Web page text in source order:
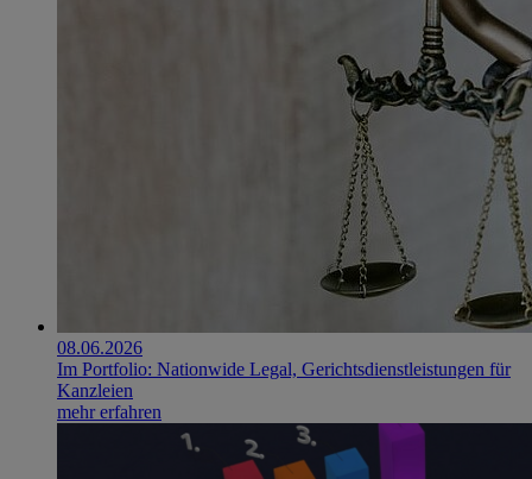
08.06.2026
Im Portfolio: Nationwide Legal, Gerichtsdienstleistungen für
Kanzleien
mehr erfahren